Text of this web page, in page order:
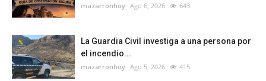
mazarronhoy Ago 6, 2026 643
La Guardia Civil investiga a una persona por
el incendio...
mazarronhoy Ago 5, 2026 415